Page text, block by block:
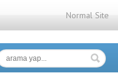
Normal Site